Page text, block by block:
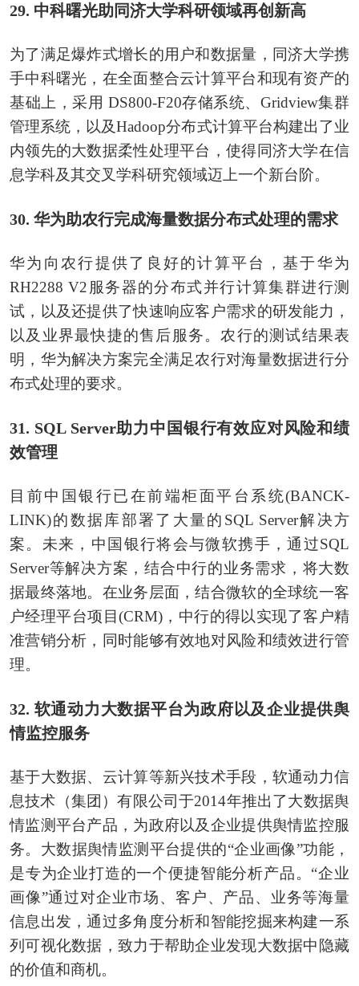
29. 中科曙光助同济大学科研领域再创新高
为了满足爆炸式增长的用户和数据量，同济大学携
手中科曙光，在全面整合云计算平台和现有资产的
基础上，采用 DS800-F20存储系统、Gridview集群
管理系统，以及Hadoop分布式计算平台构建出了业
内领先的大数据柔性处理平台，使得同济大学在信
息学科及其交叉学科研究领域迈上一个新台阶。
30. 华为助农行完成海量数据分布式处理的需求
华为向农行提供了良好的计算平台，基于华为
RH2288 V2服务器的分布式并行计算集群进行测
试，以及还提供了快速响应客户需求的研发能力，
以及业界最快捷的售后服务。农行的测试结果表
明，华为解决方案完全满足农行对海量数据进行分
布式处理的要求。
31. SQL Server助力中国银行有效应对风险和绩
效管理
目前中国银行已在前端柜面平台系统(BANCK-
LINK)的数据库部署了大量的SQL Server解决方
案。未来，中国银行将会与微软携手，通过SQL
Server等解决方案，结合中行的业务需求，将大数
据最终落地。在业务层面，结合微软的全球统一客
户经理平台项目(CRM)，中行的得以实现了客户精
准营销分析，同时能够有效地对风险和绩效进行管
理。
32. 软通动力大数据平台为政府以及企业提供舆
情监控服务
基于大数据、云计算等新兴技术手段，软通动力信
息技术（集团）有限公司于2014年推出了大数据舆
情监测平台产品，为政府以及企业提供舆情监控服
务。大数据舆情监测平台提供的“企业画像”功能，
是专为企业打造的一个便捷智能分析产品。“企业
画像”通过对企业市场、客户、产品、业务等海量
信息出发，通过多角度分析和智能挖掘来构建一系
列可视化数据，致力于帮助企业发现大数据中隐藏
的价值和商机。